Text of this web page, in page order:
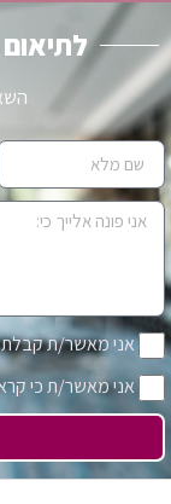
אני מאשר/ת קבלת
אני מאשר/ת כי